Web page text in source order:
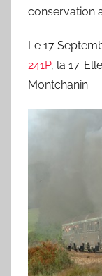
conservation
Le 17
241P, la 17.
Montchanin :